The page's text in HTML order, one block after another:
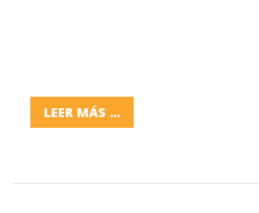
LEER MÁS ...